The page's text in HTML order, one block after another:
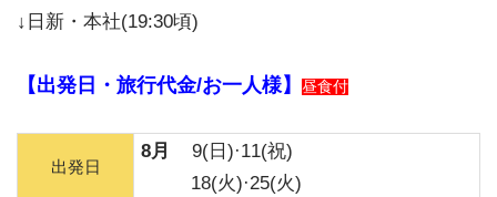
↓日新・本社(19:30頃)
【出発日・旅行代金/お一人様】 昼食付
出発日
8月 9(日)·11(祝)
18(火)·25(火)